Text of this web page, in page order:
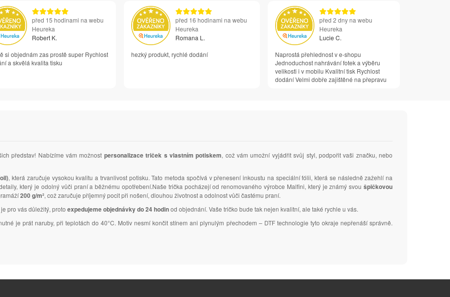
před 15 hodinami na webu
Heureka
Robert K.
si objednám zas prostě super Rychlost
a skvělá kvalita tisku
před 16 hodinami na webu
Heureka
Romana L.
hezký produkt, rychlé dodání
před 2 dny na webu
Heureka
Lucie C.
Naprostá přehlednost v e-shopu
Jednoduchost nahrávání fotek a výběru
velikosti i v mobilu Kvalitní tisk Rychlost
dodání Velmi dobře zajištěné na přepravu
představ! Nabízíme vám možnost personalizace triček s vlastním potiskem, což vám umožní vyjádřit svůj styl, podpořit vaši značku, nebo
, která zaručuje vysokou kvalitu a trvanlivost potisku. Tato metoda spočívá v přenesení inkoustu na speciální fólii, která se následně zažehlí na
který je odolný vůči praní a běžnému opotřebení.Naše trička pocházejí od renomovaného výrobce Malfini, který je známý svou špičkovou
200 g/m², což zaručuje příjemný pocit při nošení, dlouhou životnost a odolnost vůči častému praní.
pro vás důležitý, proto expedujeme objednávky do 24 hodinod objednání. Vaše tričko bude tak nejen kvalitní, ale také rychle u vás.
je prát naruby, při teplotách do 40°C. Motiv nesmí končit stínem ani plynulým přechodem – DTF technologie tyto okraje nepřenáší správně.